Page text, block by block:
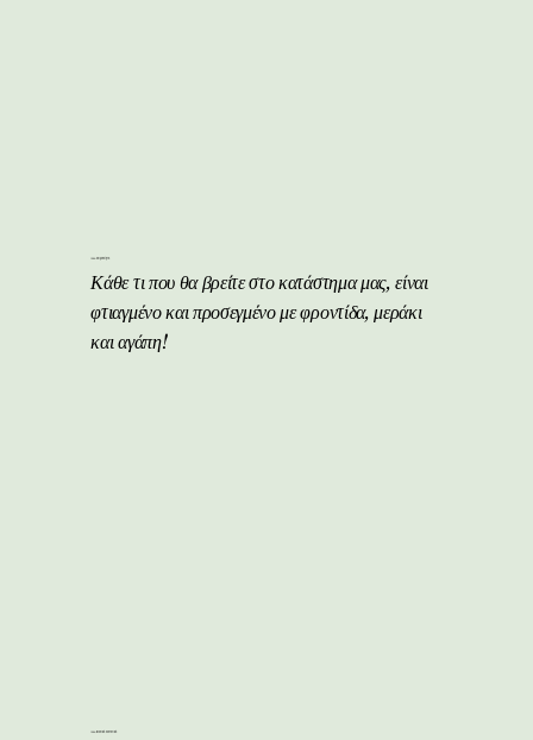
100% Χειροποίητα
Κάθε τι που θα βρείτε στο κατάστημα μας, είναι
φτιαγμένο και προσεγμένο με φροντίδα, μεράκι
και αγάπη!